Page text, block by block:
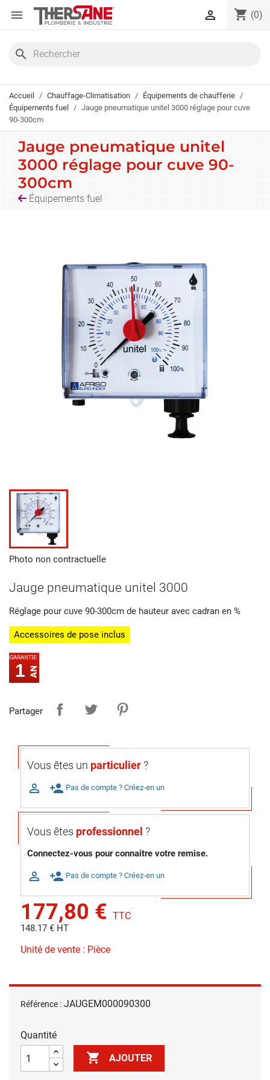
Panneau de gestion des cookies
 shopping_cart (0)

search
Accueil Chauffage-Climatisation
Équipements de chaufferie
Équipements fuel
Jauge pneumatique unitel 3000 réglage pour cuve
90-300cm
Jauge pneumatique unitel
3000 réglage pour cuve 90-
300cm
Équipements fuel
Photo non contractuelle
Jauge pneumatique unitel 3000
Réglage pour cuve 90-300cm de hauteur avec cadran en %
Accessoires de pose inclus
1
Partager
Vous êtes un particulier?
 person_add Pas de compte ? Créez-en un
Vous êtes professionnel ?
Connectez-vous pour connaitre votre remise.
 person_add Pas de compte ? Créez-en un
177,80 € TTC
148.17 € HT
Unité de vente : Pièce
Référence : JAUGEM000090300
Quantité
 AJOUTER